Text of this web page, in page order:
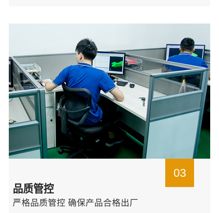
03
品质管控
严格品质管控 确保产品合格出厂